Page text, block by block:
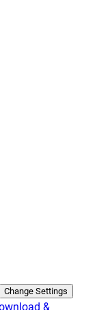
Change Settings
&